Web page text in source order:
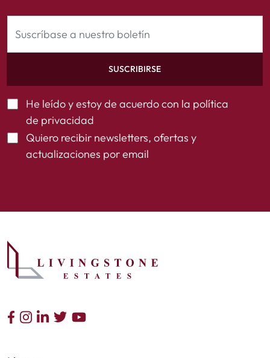
SUSCRIBIRSE
He leído y estoy de acuerdo con la política
de privacidad
Quiero recibir newsletters, ofertas y
actualizaciones por email